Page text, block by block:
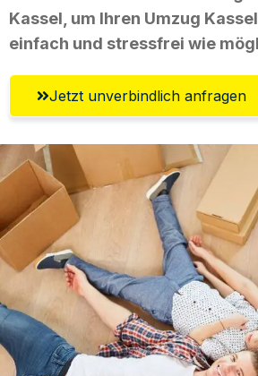
Kassel, um Ihren Umzug
einfach und stressfrei wie
Jetzt unverbindlich anfragen